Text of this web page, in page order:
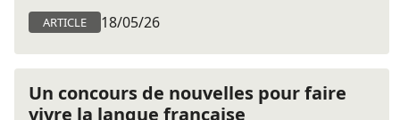
ARTICLE 18/05/26
Un concours de nouvelles pour faire
vivre la langue française